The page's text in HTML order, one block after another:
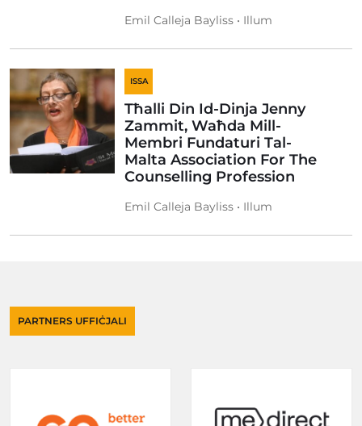
Emil Calleja Bayliss • Illum
ISSA
Tħalli Din Id-Dinja Jenny
Zammit, Waħda Mill-
Membri Fundaturi Tal-
Malta Association For The
Counselling Profession
Emil Calleja Bayliss • Illum
PARTNERS UFFIĊJALI